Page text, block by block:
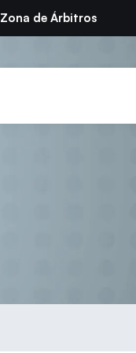
Zona de Árbitros